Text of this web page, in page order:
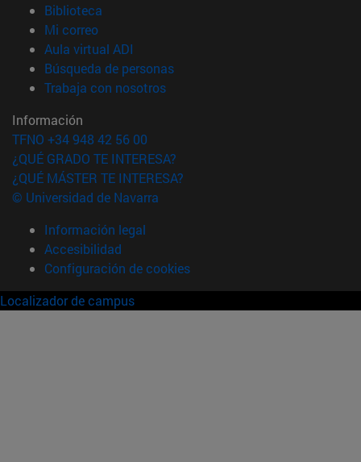
Biblioteca
Mi correo(abre en nueva ventana)
Aula virtual ADI
Búsqueda de personas(abre en nueva ventana)
Trabaja con nosotros(abre en nueva ventana)
Información
TFNO +34 948 42 56 00
¿QUÉ GRADO TE INTERESA?
¿QUÉ MÁSTER TE INTERESA?
© Universidad de Navarra
Información legal
Accesibilidad
Configuración de cookies
Localizador de campus